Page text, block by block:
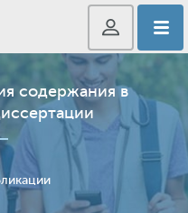
содержания в